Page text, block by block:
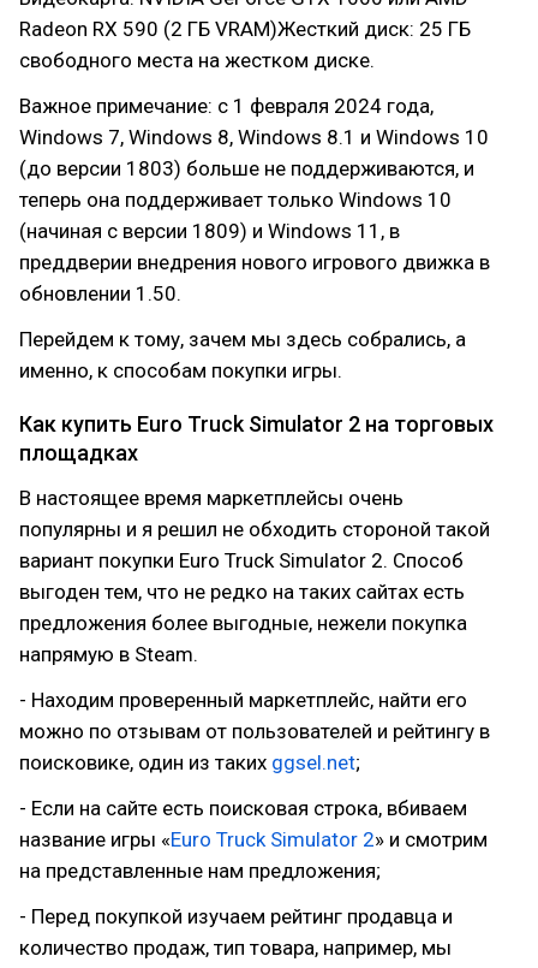
Radeon RX 590 (2 ГБ VRAM)Жесткий диск: 25 ГБ
свободного места на жестком диске.
Важное примечание: с 1 февраля 2024 года,
Windows 7, Windows 8, Windows 8.1 и Windows 10
(до версии 1803) больше не поддерживаются, и
теперь она поддерживает только Windows 10
(начиная с версии 1809) и Windows 11, в
преддверии внедрения нового игрового движка в
обновлении 1.50.
Перейдем к тому, зачем мы здесь собрались, а
именно, к способам покупки игры.
Как купить Euro Truck Simulator 2 на торговых
площадках
В настоящее время маркетплейсы очень
популярны и я решил не обходить стороной такой
вариант покупки Euro Truck Simulator 2. Способ
выгоден тем, что не редко на таких сайтах есть
предложения более выгодные, нежели покупка
напрямую в Steam.
- Находим проверенный маркетплейс, найти его
можно по отзывам от пользователей и рейтингу в
поисковике, один из таких ggsel.net;
- Если на сайте есть поисковая строка, вбиваем
название игры «Euro Truck Simulator 2» и смотрим
на представленные нам предложения;
- Перед покупкой изучаем рейтинг продавца и
количество продаж, тип товара, например, мы